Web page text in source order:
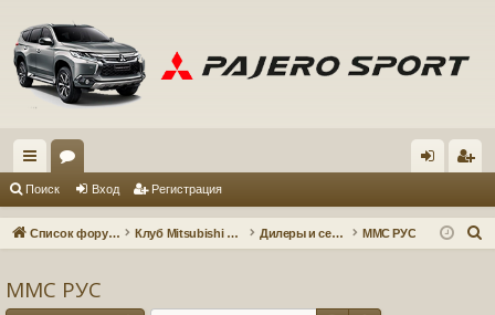
с
ы
и
ум д ис
Поиск Вход Регистрация
Список форумов Клуб Mitsubishi Pajero Sport 3 Дилеры и сервисные центры ММС РУС
ММС РУС